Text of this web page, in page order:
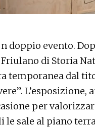
n doppio evento.
Friulano di Storia
temporanea dal
L’esposizione,
per
le sale al piano